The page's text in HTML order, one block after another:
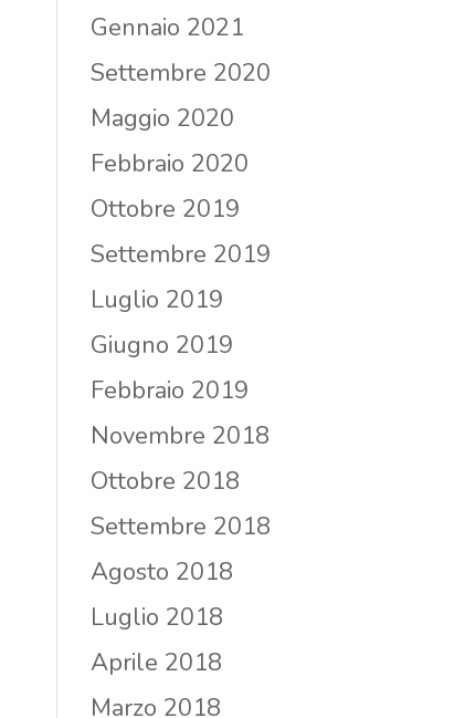
Gennaio 2021
Settembre 2020
Maggio 2020
Febbraio 2020
Ottobre 2019
Settembre 2019
Luglio 2019
Giugno 2019
Febbraio 2019
Novembre 2018
Ottobre 2018
Settembre 2018
Agosto 2018
Luglio 2018
Aprile 2018
Marzo 2018